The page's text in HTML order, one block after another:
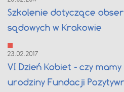
Szkolenie dotyczące
sądowych w Krakowie
23.02.2017
VI Dzień Kobiet - czy
urodziny Fundacji